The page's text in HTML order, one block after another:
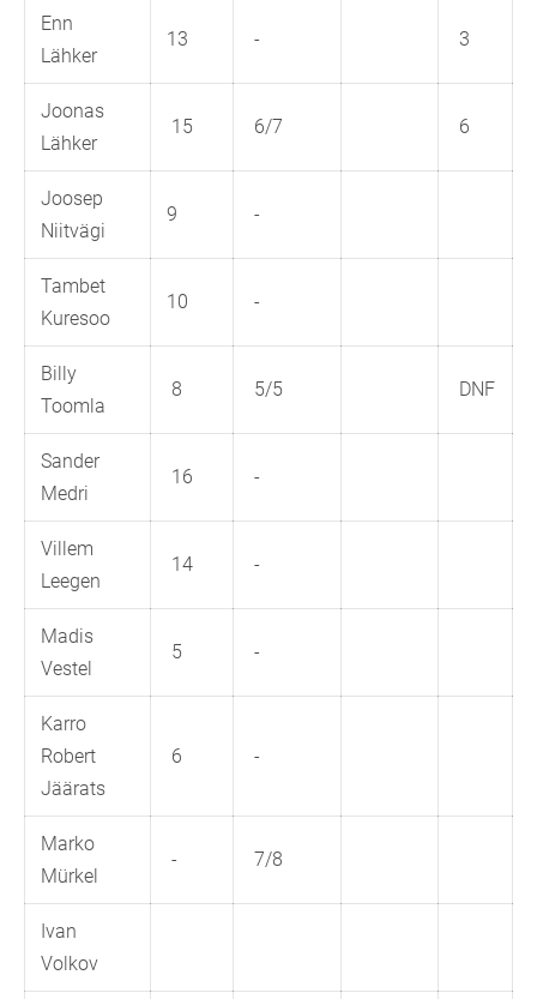
Enn
Lähker
13 - 3
Joonas
Lähker
15 6/7 6
Joosep
Niitvägi
9 -
Tambet
Kuresoo
10 -
Billy
Toomla
8 5/5 DNF
Sander
Medri
16 -
Villem
Leegen
14 -
Madis
Vestel
5 -
Karro
Robert
Jäärats
6 -
Marko
Mürkel
- 7/8
Ivan
Volkov